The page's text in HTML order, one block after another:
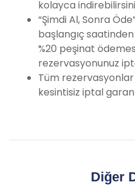
kolayca
“Şimdi Al, Sonra
başlangıç
%20 peşinat
rezervasyonunuz
Tüm
kesintisiz iptal
Diğer